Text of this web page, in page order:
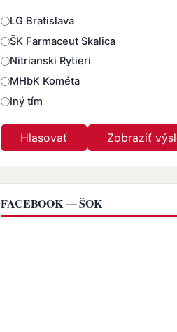
Odpovede
LG Bratislava
ŠK Farmaceut Skalica
Nitrianski Rytieri
MHbK Kométa
Iný tím
FACEBOOK — ŠOK